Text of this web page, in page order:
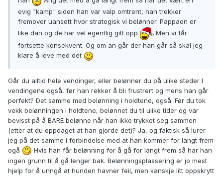
evig "kamp" siden han var valp omtrent, han trekker
fremover uansett hvor strategisk vi belønner. Pappaen er
like dan og de har vel egentlig gitt opp
Men vi får
fortsette konsekvent. Og om an går der han går så skal jeg
klare å leve med det
Går du alltid hele vendinger, eller belønner du på ulike steder I
vendingene også, før han rekker å bli frustrert og mens han går
perfekt? Det samme med belønning i holdtene, også. Før du tok
vekk belønningen i holdtene, belønnet du til ulike tider og var
bevisst på å BARE belønne når han ikke trykket seg sammen
(etter at du oppdaget at han gjorde det)? Ja, og faktisk så lurer
jeg på det samme i forbindelse med at han kommer for langt frem
ogå
Hvis han får belønning for å gå for langt frem så har han
ingen grunn til å gå lenger bak. Belønningsplassering er jo mest
hjelp for å unngå at hunden havner feil, men kanskje litt oppskrytt